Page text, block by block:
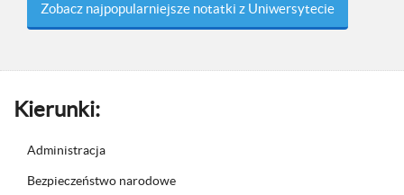
Zobacz najpopularniejsze notatki z Uniwersytecie
Kierunki:
Administracja
Bezpieczeństwo narodowe